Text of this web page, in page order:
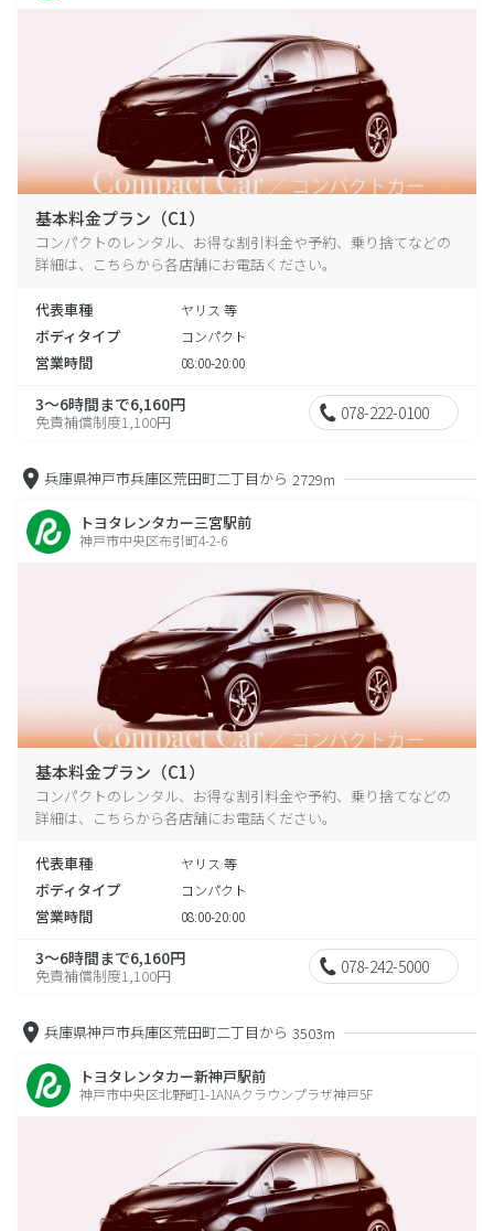
基本料金プラン（C1）
コンパクトのレンタル、お得な割引料金や予約、乗り捨てなどの
詳細は、こちらから各店舗にお電話ください。
代表車種 ヤリス 等
ボディタイプ コンパクト
営業時間 08:00-20:00
3～6時間まで6,160円
免責補償制度1,100円 078-222-0100
兵庫県神戸市兵庫区荒田町二丁目から 2729m
トヨタレンタカー三宮駅前
神戸市中央区布引町4-2-6
基本料金プラン（C1）
コンパクトのレンタル、お得な割引料金や予約、乗り捨てなどの
詳細は、こちらから各店舗にお電話ください。
代表車種 ヤリス 等
ボディタイプ コンパクト
営業時間 08:00-20:00
3～6時間まで6,160円
免責補償制度1,100円 078-242-5000
兵庫県神戸市兵庫区荒田町二丁目から 3503m
トヨタレンタカー新神戸駅前
神戸市中央区北野町1-1ANAクラウンプラザ神戸5F